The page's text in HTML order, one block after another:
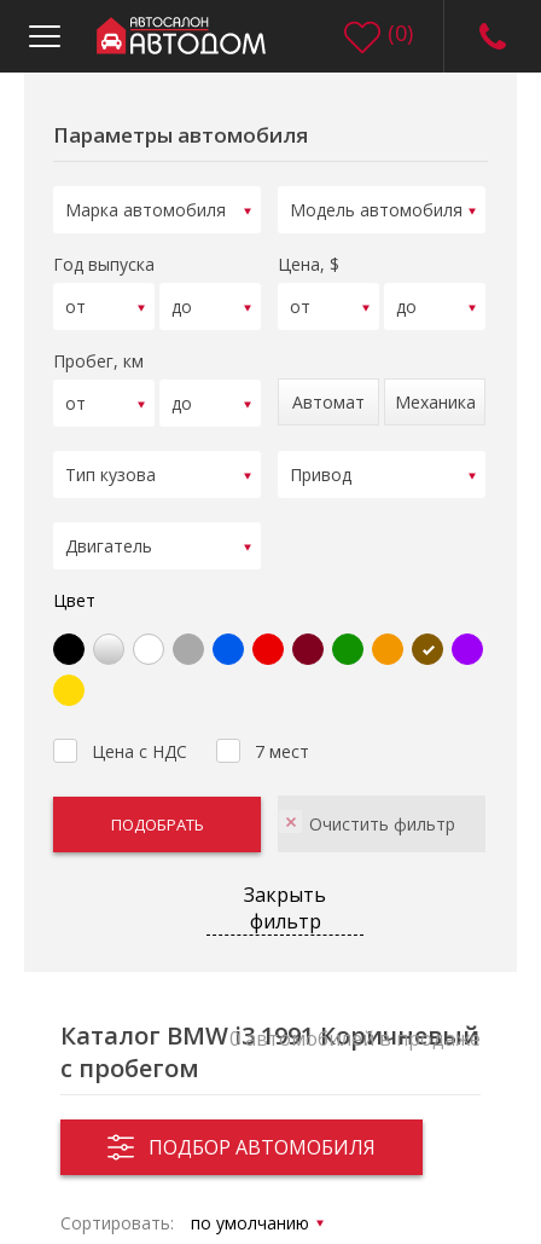
(0)
Параметры автомобиля
Год выпуска Цена, $
Пробег, км
Автомат
Механика
Цвет
Цена с НДС 7 мест
Закрыть
фильтр
Каталог BMW i3 1991 Коричневый
с пробегом
ПОДБОР АВТОМОБИЛЯ
0 автомобилей в продаже
Сортировать: